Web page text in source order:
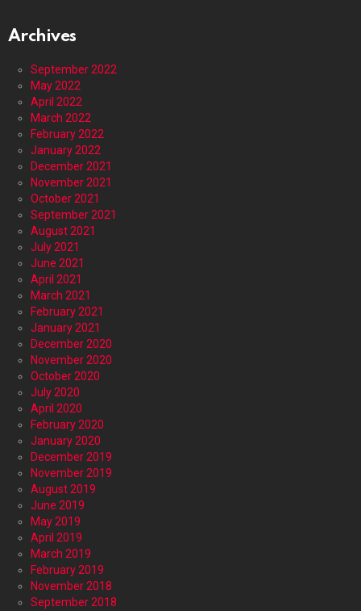
Archives
September 2022
May 2022
April 2022
March 2022
February 2022
January 2022
December 2021
November 2021
October 2021
September 2021
August 2021
July 2021
June 2021
April 2021
March 2021
February 2021
January 2021
December 2020
November 2020
October 2020
July 2020
April 2020
February 2020
January 2020
December 2019
November 2019
August 2019
June 2019
May 2019
April 2019
March 2019
February 2019
November 2018
September 2018